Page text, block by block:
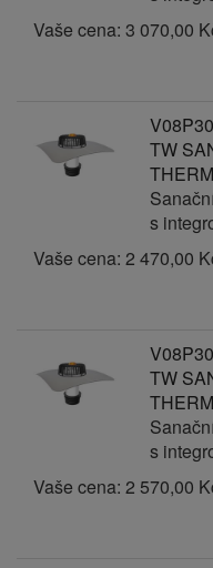
Vaše cena: 3 070,00
TW
s
Vaše cena: 2 470,00
TW
s
Vaše cena: 2 570,00